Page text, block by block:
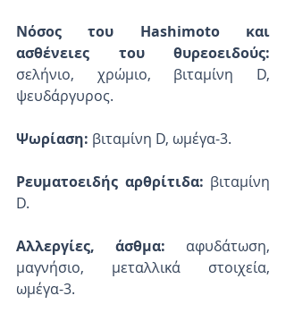
Νόσος του Hashimoto και
ασθένειες του θυρεοειδούς:
σελήνιο, χρώμιο, βιταμίνη D,
ψευδάργυρος.
Ψωρίαση: βιταμίνη D, ωμέγα-3.
Ρευματοειδής αρθρίτιδα: βιταμίνη
D.
Αλλεργίες, άσθμα: αφυδάτωση,
μαγνήσιο, μεταλλικά στοιχεία,
ωμέγα-3.